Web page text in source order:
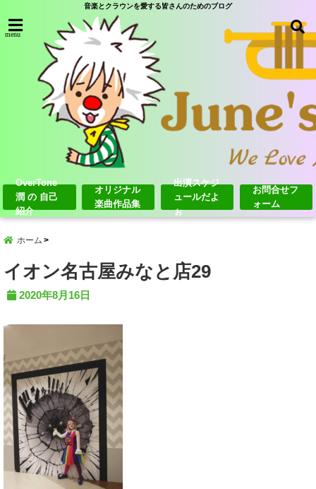
音楽とクラウンを愛する皆さんのためのブログ
menu
OverTone
潤 の 自己
紹介
オリジナル
楽曲作品集
出演スケジ
ュールだよ
ぉ
お問合せフ
ォーム
ホーム
イオン名古屋みなと店29
2020年8月16日